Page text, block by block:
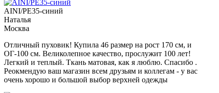
AINI/PE35-синий
Наталья
Москва
Отличный пуховик! Купила 46 размер на рост 170 см, и
ОГ-100 см. Великолепное качество, прослужит 100 лет!
Легкий и теплый. Ткань матовая, как я люблю. Спасибо .
Реокмендую ваш магазин всем друзьям и коллегам - у вас
очень хорошо и большой выбор верхней одежды